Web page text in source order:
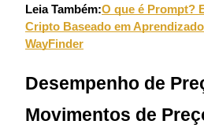
Junte-se aos principais traders
Leia Também:O que é Prompt?
Cripto Baseado em
WayFinder
Desempenho de
Movimentos de